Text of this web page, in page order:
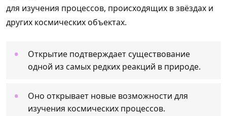
для изучения процессов, происходящих в звёздах и
других космических объектах.
Открытие подтверждает существование
одной из самых редких реакций в природе.
Оно открывает новые возможности для
изучения космических процессов.